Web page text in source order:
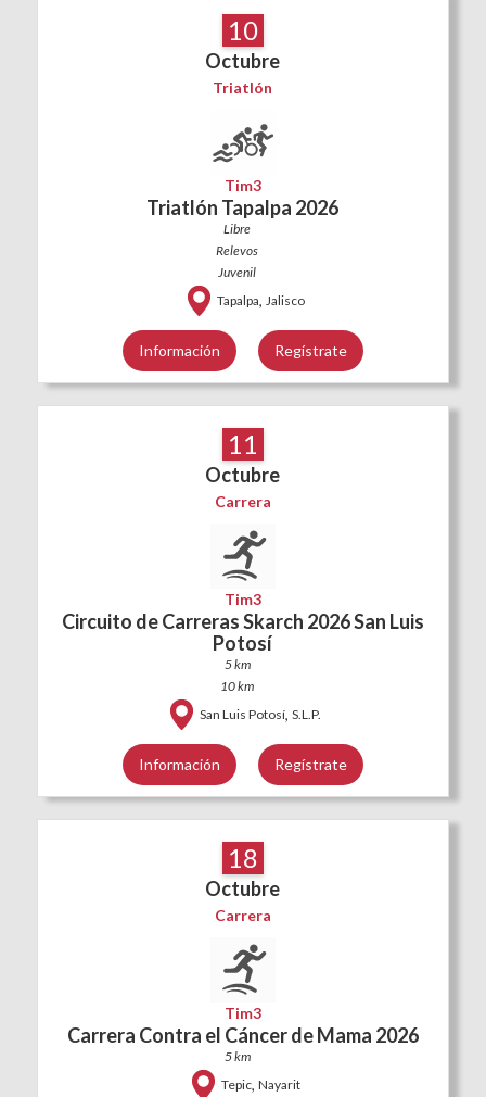
10
Octubre
Triatlón
Tim3
Triatlón Tapalpa 2026
Libre
Relevos
Juvenil
Tapalpa, Jalisco
Información Regístrate
11
Octubre
Carrera
Tim3
Circuito de Carreras Skarch 2026 San Luis
Potosí
5 km
10 km
San Luis Potosí, S.L.P.
Información Regístrate
18
Octubre
Carrera
Tim3
Carrera Contra el Cáncer de Mama 2026
5 km
Tepic, Nayarit